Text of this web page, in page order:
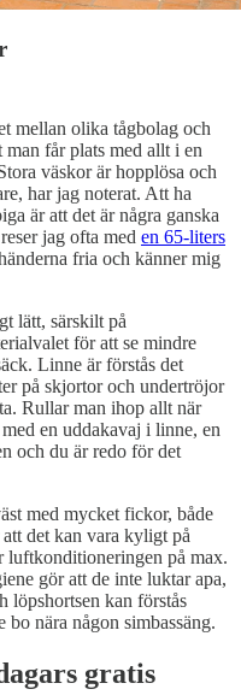
mellan olika tågbolag och
får plats med allt i en
väskor är hopplösa och
har jag noterat. Att ha
är att det är några ganska
jag ofta med en 65-liters
fria och känner mig
lätt, särskilt på
för att se mindre
Linne är förstås det
på skjortor och undertröjor
Rullar man ihop allt när
en uddakavaj i linne, en
och du är redo för det
med mycket fickor, både
det kan vara kyligt på
luftkonditioneringen på max.
gör att de inte luktar apa,
löpshortsen kan förstås
nära någon simbassäng.
gratis